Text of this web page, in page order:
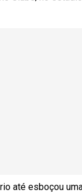
até esboçou